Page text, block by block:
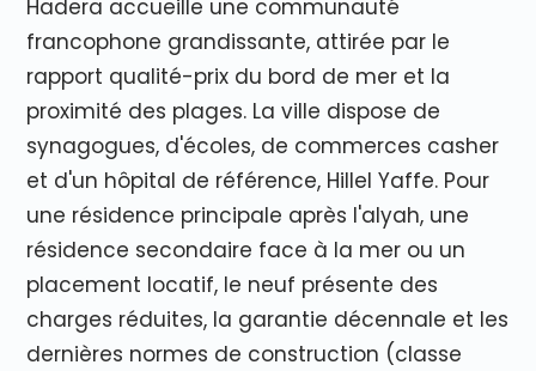
Hadera accueille une communauté
francophone grandissante, attirée par le
rapport qualité-prix du bord de mer et la
proximité des plages. La ville dispose de
synagogues, d'écoles, de commerces casher
et d'un hôpital de référence, Hillel Yaffe. Pour
une résidence principale après l'alyah, une
résidence secondaire face à la mer ou un
placement locatif, le neuf présente des
charges réduites, la garantie décennale et les
dernières normes de construction (classe